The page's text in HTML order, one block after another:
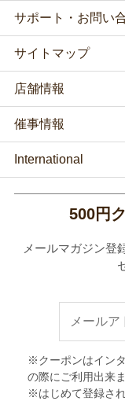
サポート・お問い
サイトマップ
店舗情報
催事情報
International
500円
メールマガジン登
※クーポンはイン
の際にご利用出来ま
※はじめて登録さ